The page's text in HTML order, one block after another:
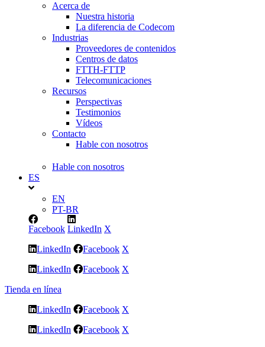
Acerca de
Nuestra historia
La diferencia de Codecom
Industrias
Proveedores de contenidos
Centros de datos
FTTH-FTTP
Telecomunicaciones
Recursos
Perspectivas
Testimonios
Vídeos
Contacto
Hable con nosotros
Hable con nosotros
ES
EN
PT-BR
Facebook LinkedIn X
LinkedIn
Facebook X
LinkedIn
Facebook X
Tienda en línea
LinkedIn
Facebook X
LinkedIn
Facebook X